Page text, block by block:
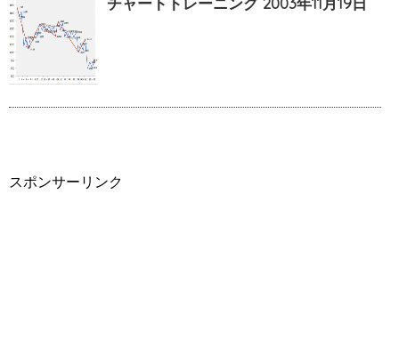
スポンサーリンク